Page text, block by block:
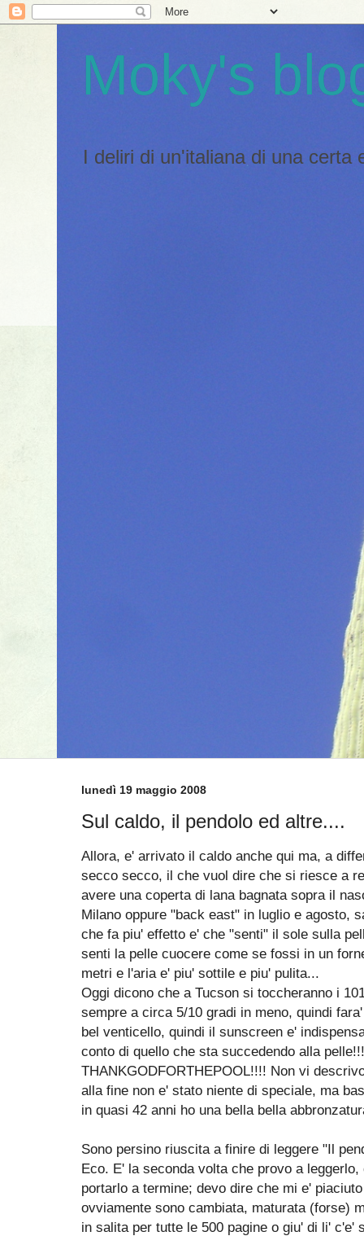
Moky's
I deliri di un'italiana di una certa
lunedì 19 maggio 2008
Sul caldo, il pendolo ed altre....
Allora, e' arrivato il caldo anche qui ma, a
secco secco, il che vuol dire che si riesce a
avere una coperta di lana bagnata sopra il
Milano oppure "back east" in luglio e agosto,
che fa piu' effetto e' che "senti" il sole sulla
senti la pelle cuocere come se fossi in un
metri e l'aria e' piu' sottile e piu' pulita...
Oggi dicono che a Tucson si toccheranno i
sempre a circa 5/10 gradi in meno, quindi
bel venticello, quindi il sunscreen e'
conto di quello che sta succedendo alla pelle!!!
THANKGODFORTHEPOOL!!!! Non vi
alla fine non e' stato niente di speciale, ma
in quasi 42 anni ho una bella bella
Sono persino riuscita a finire di leggere "Il
Eco. E' la seconda volta che provo a
portarlo a termine; devo dire che mi e'
ovviamente sono cambiata, maturata (forse)
in salita per tutte le 500 pagine o giu' di li' c'e'